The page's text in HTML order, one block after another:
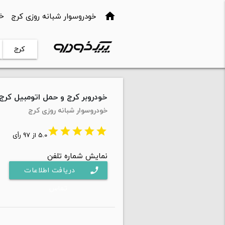
home خودروسوار شبانه روزی کرج
کرج
خودروبر کرج و حمل اتومبیل کرج
خودروسوار شبانه روزی کرج
star
star
star
star
star5.0 از 97 رأی
نمایش شماره تلفن
phone
دریافت اطلاعات